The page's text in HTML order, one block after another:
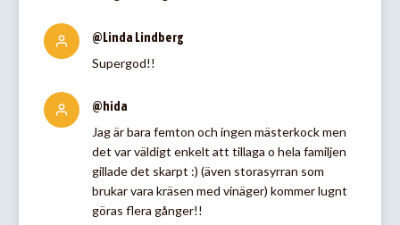
@Linda Lindberg
Supergod!!
@hida
Jag är bara femton och ingen mästerkock men
det var väldigt enkelt att tillaga o hela familjen
gillade det skarpt :) (även storasyrran som
brukar vara kräsen med vinäger) kommer lugnt
göras flera gånger!!